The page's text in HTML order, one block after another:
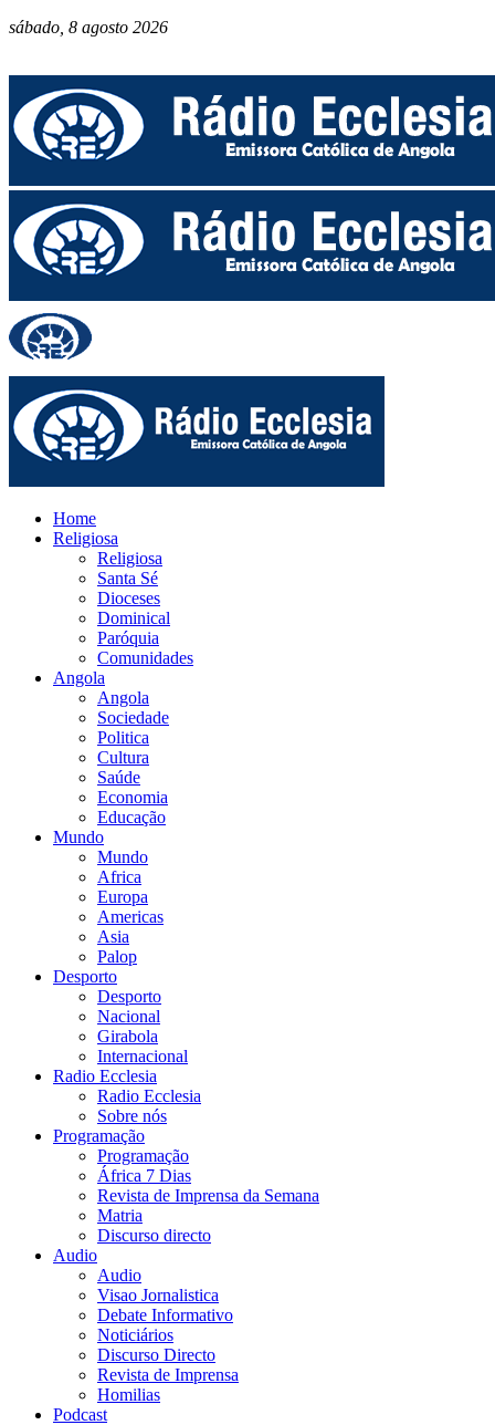
sábado, 8 agosto 2026
Home
Religiosa
Religiosa
Santa Sé
Dioceses
Dominical
Paróquia
Comunidades
Angola
Angola
Sociedade
Politica
Cultura
Saúde
Economia
Educação
Mundo
Mundo
Africa
Europa
Americas
Asia
Palop
Desporto
Desporto
Nacional
Girabola
Internacional
Radio Ecclesia
Radio Ecclesia
Sobre nós
Programação
Programação
África 7 Dias
Revista de Imprensa da Semana
Matria
Discurso directo
Audio
Audio
Visao Jornalistica
Debate Informativo
Noticiários
Discurso Directo
Revista de Imprensa
Homilias
Podcast